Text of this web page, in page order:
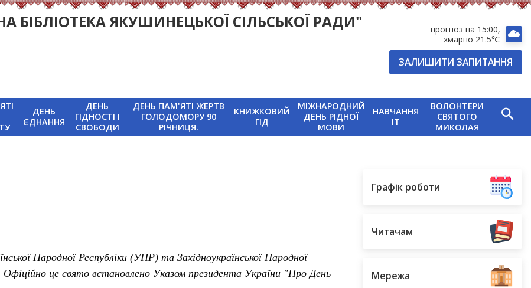
ЯКУШИНЕЦЬКОЇ СІЛЬСЬКОЇ РАДИ"
прогноз на 15:00
хмарно 21.5℃
ЗАЛИШИТИ ЗАПИТАННЯ
ДЕНЬ
ЄДНАННЯ
ДЕНЬ
ГІДНОСТІ І
СВОБОДИ
ДЕНЬ ПАМ'ЯТІ ЖЕРТВ
ГОЛОДОМОРУ 90
РІЧНИЦЯ.
КНИЖКОВИЙ
ГІД
МІЖНАРОДНИЙ
ДЕНЬ РІДНОЇ
МОВИ
НАВЧАННЯ
IT
ВОЛОНТЕРИ
СВЯТОГО
МИКОЛАЯ
Народної Республіки (УНР) та Західноукраїнської Народної
це свято встановлено Указом президента України "Про День
Графік роботи
Читачам
Мережа